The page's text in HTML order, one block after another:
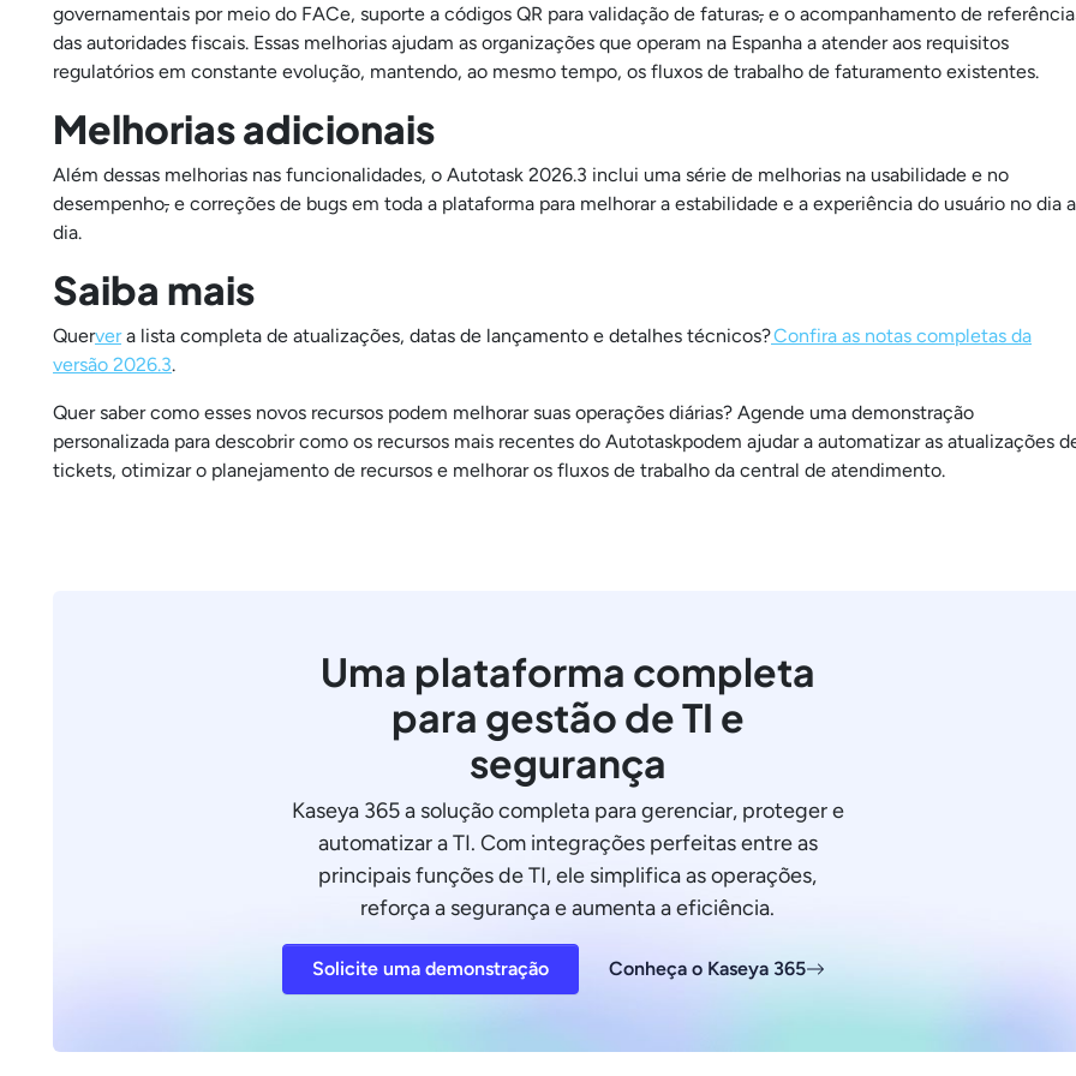
governamentais por meio do FACe, suporte a códigos QR para validação de faturas, e o acompanhamento de
das autoridades fiscais. Essas melhorias ajudam as organizações que operam na Espanha a atender aos requisitos
regulatórios em constante evolução, mantendo, ao mesmo tempo, os fluxos de trabalho de faturamento existentes.
Melhorias adicionais
Além dessas melhorias nas funcionalidades, o Autotask 2026.3 inclui uma série de melhorias na usabilidade e no
desempenho, e correções de bugs em toda a plataforma para melhorar a estabilidade e a experiência do usuário no dia a
dia.
Saiba mais
Quervera lista completa de atualizações, datas de lançamento e detalhes técnicos?Confira as notas completas da
versão 2026.3.
Quer saber como esses novos recursos podem melhorar suas operações diárias? Agende uma demonstração
personalizada para descobrir como os recursos mais recentes do Autotaskpodem ajudar a automatizar as atualizações
tickets, otimizar o planejamento de recursos e melhorar os fluxos de trabalho da central de atendimento.
Uma plataforma completa
para gestão de TI e
segurança
Kaseya 365 a solução completa para gerenciar, proteger e
automatizar a TI. Com integrações perfeitas entre as
principais funções de TI, ele simplifica as operações,
reforça a segurança e aumenta a eficiência.
Solicite uma demonstração Conheça o Kaseya 365